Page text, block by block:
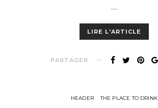
…
LIRE L'ARTICLE
PARTAGER
HEADER THE PLACE TO DRINK